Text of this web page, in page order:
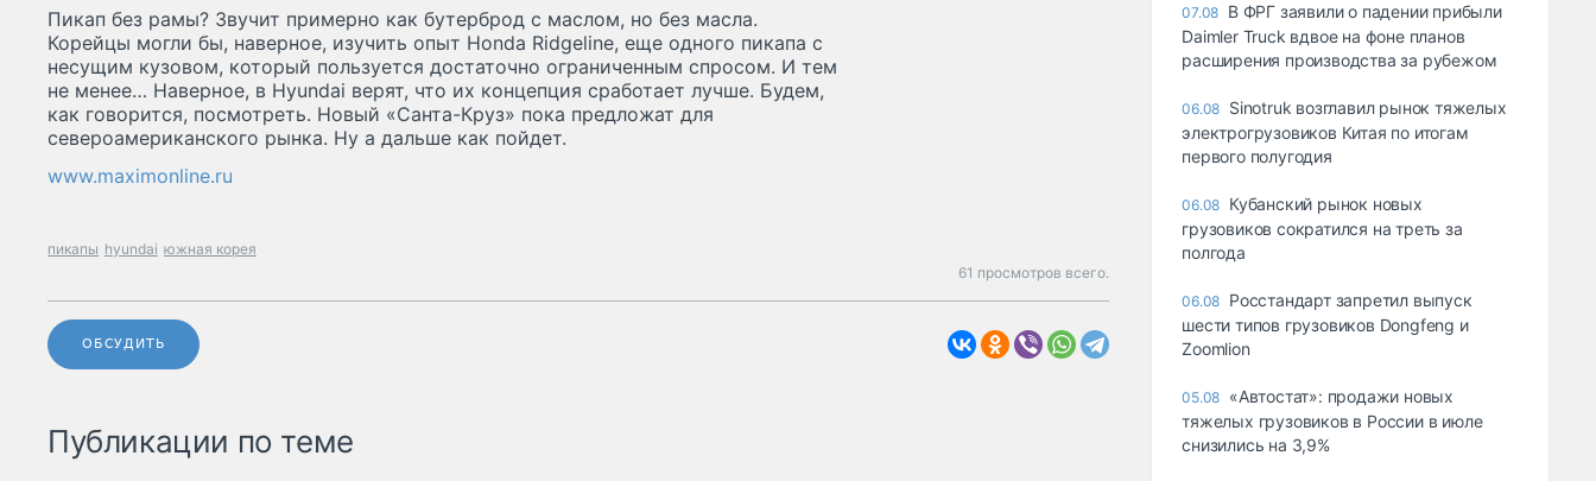
Пикап без рамы? Звучит примерно как бутерброд с маслом, но без масла.
Корейцы могли бы, наверное, изучить опыт Honda Ridgeline, еще одного пикапа с
несущим кузовом, который пользуется достаточно ограниченным спросом. И тем
не менее… Наверное, в Hyundai верят, что их концепция сработает лучше. Будем,
как говорится, посмотреть. Новый «Санта-Круз» пока предложат для
североамериканского рынка. Ну а дальше как пойдет.
www.maximonline.ru
пикапы hyundai южная корея
61 просмотров всего.
ОБСУДИТЬ
Публикации по теме
07.08 В ФРГ заявили о падении прибыли
Daimler Truck вдвое на фоне планов
расширения производства за рубежом
06.08 Sinotruk возглавил рынок тяжелых
электрогрузовиков Китая по итогам
первого полугодия
06.08 Кубанский рынок новых
грузовиков сократился на треть за
полгода
06.08 Росстандарт запретил выпуск
шести типов грузовиков Dongfeng и
Zoomlion
05.08 «Автостат»: продажи новых
тяжелых грузовиков в России в июле
снизились на 3,9%